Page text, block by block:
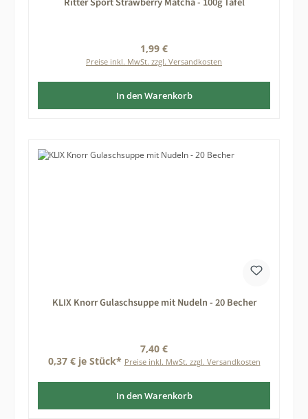
Regulärer Preis:
1,99 €
Preise inkl. MwSt. zzgl. Versandkosten
In den Warenkorb
KLIX Knorr Gulaschsuppe mit Nudeln - 20 Becher
Regulärer Preis:
7,40 €
0,37 € je Stück* Preise inkl. MwSt. zzgl. Versandkosten
In den Warenkorb